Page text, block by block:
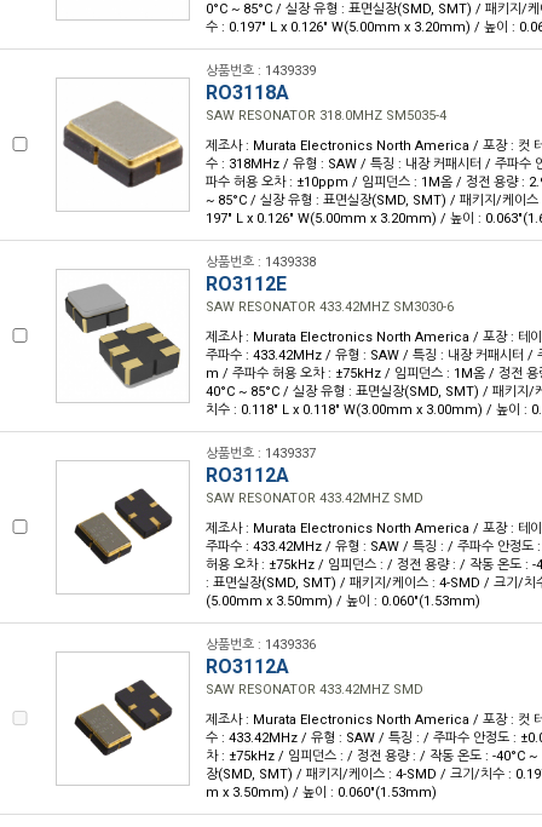
0°C ~ 85°C / 실장 유형 : 표면실장(SMD, SMT) / 패키지/
수 : 0.197" L x 0.126" W(5.00mm x 3.20mm) / 높이 :
상품번호 : 1439339
RO3118A
SAW RESONATOR 318.0MHZ SM5035-4
제조사 : Murata Electronics North America / 포장 : 컷
수 : 318MHz / 유형 : SAW / 특징 : 내장 커패시터 / 주파수
파수 허용 오차 : ±10ppm / 임피던스 : 1M옴 / 정전 용량 :
~ 85°C / 실장 유형 : 표면실장(SMD, SMT) / 패키지/케이
197" L x 0.126" W(5.00mm x 3.20mm) / 높이 :
상품번호 : 1439338
RO3112E
SAW RESONATOR 433.42MHZ SM3030-6
제조사 : Murata Electronics North America / 포장 : 테
주파수 : 433.42MHz / 유형 : SAW / 특징 : 내장 커패시터 /
m / 주파수 허용 오차 : ±75kHz / 임피던스 : 1M옴 / 정전
40°C ~ 85°C / 실장 유형 : 표면실장(SMD, SMT) / 패키지/
치수 : 0.118" L x 0.118" W(3.00mm x 3.00mm) / 높이 :
상품번호 : 1439337
RO3112A
SAW RESONATOR 433.42MHZ SMD
제조사 : Murata Electronics North America / 포장 : 테
주파수 : 433.42MHz / 유형 : SAW / 특징 : / 주파수 안정
허용 오차 : ±75kHz / 임피던스 : / 정전 용량 : / 작동 온도 : -
: 표면실장(SMD, SMT) / 패키지/케이스 : 4-SMD / 크기/치
(5.00mm x 3.50mm) / 높이 : 0.060"(1.53mm)
상품번호 : 1439336
RO3112A
SAW RESONATOR 433.42MHZ SMD
제조사 : Murata Electronics North America / 포장 : 컷
수 : 433.42MHz / 유형 : SAW / 특징 : / 주파수 안정도 :
차 : ±75kHz / 임피던스 : / 정전 용량 : / 작동 온도 : -40°C ~
장(SMD, SMT) / 패키지/케이스 : 4-SMD / 크기/치수 :
m x 3.50mm) / 높이 : 0.060"(1.53mm)